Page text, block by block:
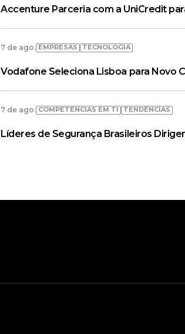
Accenture Parceria com a UniCredit
7 de ago. EMPRESAS TECNOLOGIA
Vodafone Seleciona Lisboa para Novo
7 de ago. COMPETÊNCIAS EM TI TENDÊNCIAS
Líderes de Segurança Brasileiros